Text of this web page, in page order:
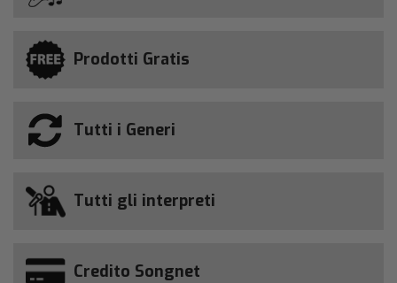
Prodotti Gratis
Tutti i Generi
Tutti gli interpreti
Credito Songnet